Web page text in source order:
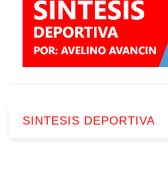
SINTESIS DEPORTIVA